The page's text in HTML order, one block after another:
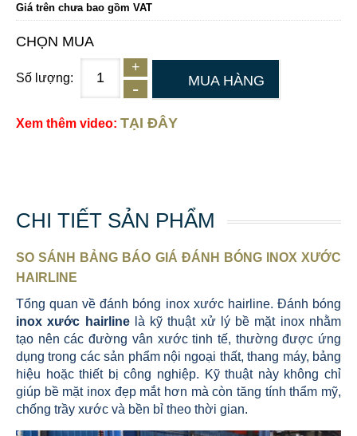
Giá trên chưa bao gồm VAT
CHỌN MUA
Số lượng: MUA HÀNG
Xem thêm video: TẠI ĐÂY
CHI TIẾT SẢN PHẨM
SO SÁNH BẢNG BÁO GIÁ ĐÁNH BÓNG INOX XƯỚC
HAIRLINE
Tổng quan về đánh bóng inox xước hairline. Đánh bóng
inox xước hairlinelà kỹ thuật xử lý bề mặt inox nhằm
tạo nên các đường vân xước tinh tế, thường được ứng
dụng trong các sản phẩm nội ngoại thất, thang máy, bảng
hiệu hoặc thiết bị công nghiệp. Kỹ thuật này không chỉ
giúp bề mặt inox đẹp mắt hơn mà còn tăng tính thẩm mỹ,
chống trầy xước và bền bỉ theo thời gian.